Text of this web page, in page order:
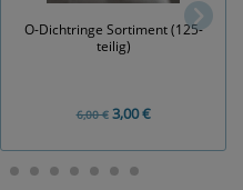
O-Dichtringe Sortiment (125-
teilig)
6,00 €3,00 €